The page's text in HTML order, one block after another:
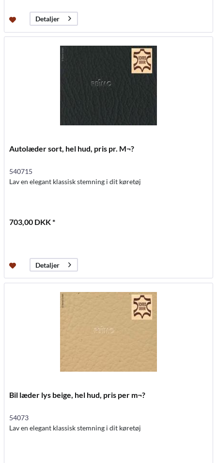
Detaljer
Autolæder sort, hel hud, pris pr. M¬?
540715
Lav en elegant klassisk stemning i dit køretøj
703,00 DKK *
Detaljer
Bil læder lys beige, hel hud, pris per m¬?
54073
Lav en elegant klassisk stemning i dit køretøj